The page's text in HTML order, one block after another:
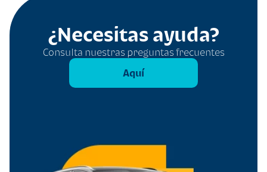
¿Necesitas ayuda?
Consulta nuestras preguntas frecuentes
Aquí